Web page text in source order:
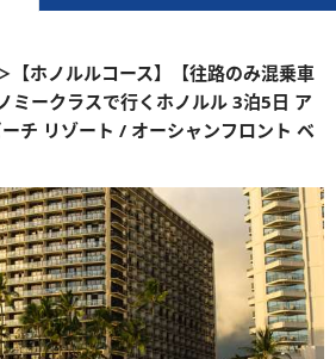
【ホノルルコース】【往路のみ混乗車
ークラスで行くホノルル 3泊5日 ア
チ リゾート / オーシャンフロント ベ